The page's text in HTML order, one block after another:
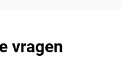
vragen